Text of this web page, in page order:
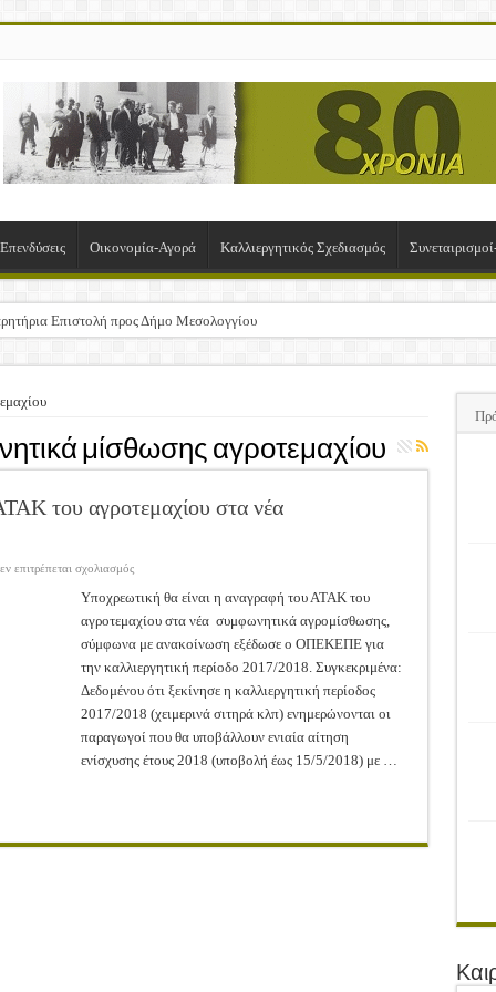
Οικονομία-Αγορά Καλλιεργητικός Σχεδιασμός
Επιστολή προς Δήμο Μεσολογγίου
ξεκίνησε…με Μεγάλες Προσφορές!!
το Μέλλον: Η Δύναμη των Εντόμων
μίσθωσης αγροτεμαχίου
του αγροτεμαχίου στα νέα
επιτρέπεται σχολιασμόςστο
η
αναγραφή
του
ΑΤΑΚ
του
αγροτεμαχίου
στα
νέα
Συμφωνητικά
Αγρομίσθωσης
Υποχρεωτική θα είναι η αναγραφή του ΑΤΑΚ του
αγροτεμαχίου στα νέα συμφωνητικά αγρομίσθωσης,
σύμφωνα με ανακοίνωση εξέδωσε ο ΟΠΕΚΕΠΕ για
την καλλιεργητική περίοδο 2017/2018. Συγκεκριμένα:
Δεδομένου ότι ξεκίνησε η καλλιεργητική περίοδος
2017/2018 (χειμερινά σιτηρά κλπ) ενημερώνονται οι
παραγωγοί που θα υποβάλλουν ενιαία αίτηση
ενίσχυσης έτους 2018 (υποβολή έως 15/5/2018) με …